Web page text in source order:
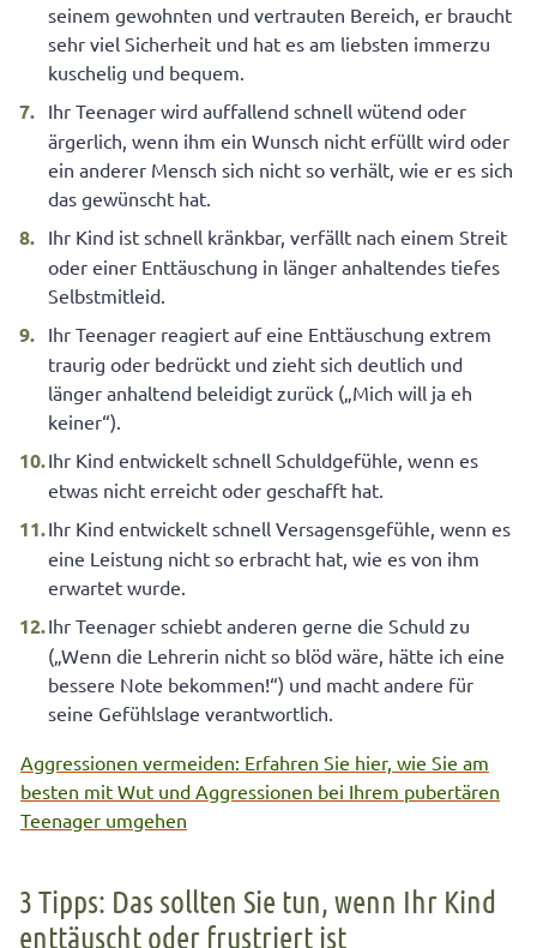
seinem gewohnten und vertrauten Bereich, er braucht
sehr viel Sicherheit und hat es am liebsten immerzu
kuschelig und bequem.
Ihr Teenager wird auffallend schnell wütend oder
ärgerlich, wenn ihm ein Wunsch nicht erfüllt wird oder
ein anderer Mensch sich nicht so verhält, wie er es sich
das gewünscht hat.
Ihr Kind ist schnell kränkbar, verfällt nach einem Streit
oder einer Enttäuschung in länger anhaltendes tiefes
Selbstmitleid.
Ihr Teenager reagiert auf eine Enttäuschung extrem
traurig oder bedrückt und zieht sich deutlich und
länger anhaltend beleidigt zurück („Mich will ja eh
keiner“).
Ihr Kind entwickelt schnell Schuldgefühle, wenn es
etwas nicht erreicht oder geschafft hat.
Ihr Kind entwickelt schnell Versagensgefühle, wenn es
eine Leistung nicht so erbracht hat, wie es von ihm
erwartet wurde.
Ihr Teenager schiebt anderen gerne die Schuld zu
(„Wenn die Lehrerin nicht so blöd wäre, hätte ich eine
bessere Note bekommen!“) und macht andere für
seine Gefühlslage verantwortlich.
Aggressionen vermeiden: Erfahren Sie hier, wie Sie am
besten mit Wut und Aggressionen bei Ihrem pubertären
Teenager umgehen
3 Tipps: Das sollten Sie tun, wenn Ihr Kind
enttäuscht oder frustriert ist